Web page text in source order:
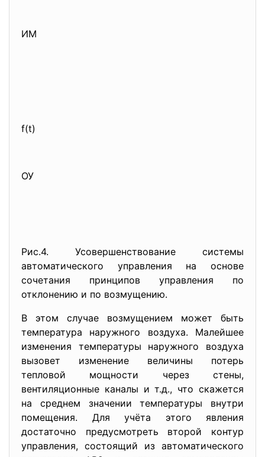
ИМ
f(t)
ОУ
Рис.4. Усовершенствование системы
автоматического управления на основе
сочетания принципов управления по
отклонению и по возмущению.
В этом случае возмущением может быть
температура наружного воздуха. Малейшее
изменения температуры наружного воздуха
вызовет изменение величины потерь
тепловой мощности через стены,
вентиляционные каналы и т.д., что скажется
на среднем значении температуры внутри
помещения. Для учёта этого явления
достаточно предусмотреть второй контур
управления, состоящий из автоматического